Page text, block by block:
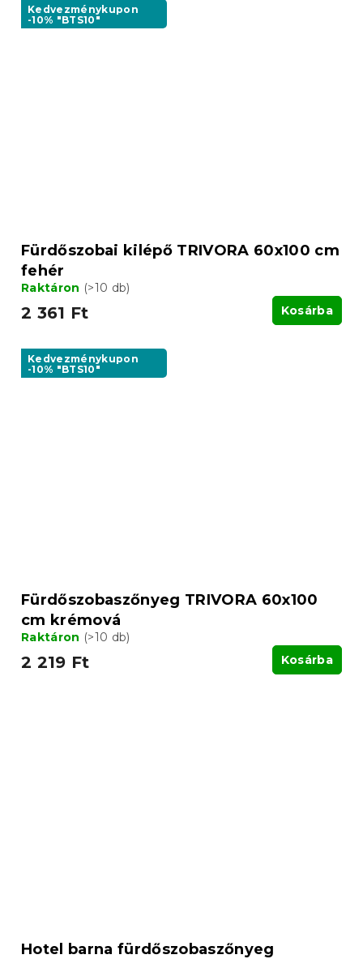
Kedvezménykupon
-10% "BTS10"
Fürdőszobai kilépő TRIVORA 60x100 cm
fehér
Raktáron (>10 db)
2 361 Ft Kosárba
Kedvezménykupon
-10% "BTS10"
Fürdőszobaszőnyeg TRIVORA 60x100
cm krémová
Raktáron (>10 db)
2 219 Ft Kosárba
Hotel barna fürdőszobaszőnyeg